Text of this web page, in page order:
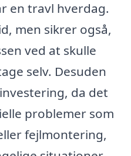
en travl hverdag.
men sikrer også,
ved at skulle
selv. Desuden
da det
problemer som
fejlmontering,